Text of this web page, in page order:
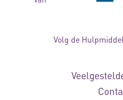
Volg de